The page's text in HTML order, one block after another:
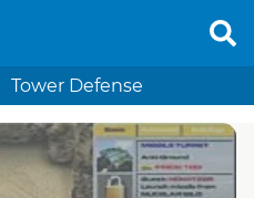
Tower Defense